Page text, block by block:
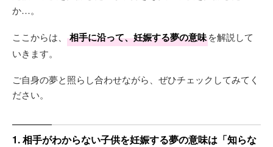
か…。
ここからは、 相手に沿って、妊娠する夢の意味を解説して
いきます。
ご自身の夢と照らし合わせながら、ぜひチェックしてみてく
ださい。
1. 相手がわからない子供を妊娠する夢の意味は「知らな